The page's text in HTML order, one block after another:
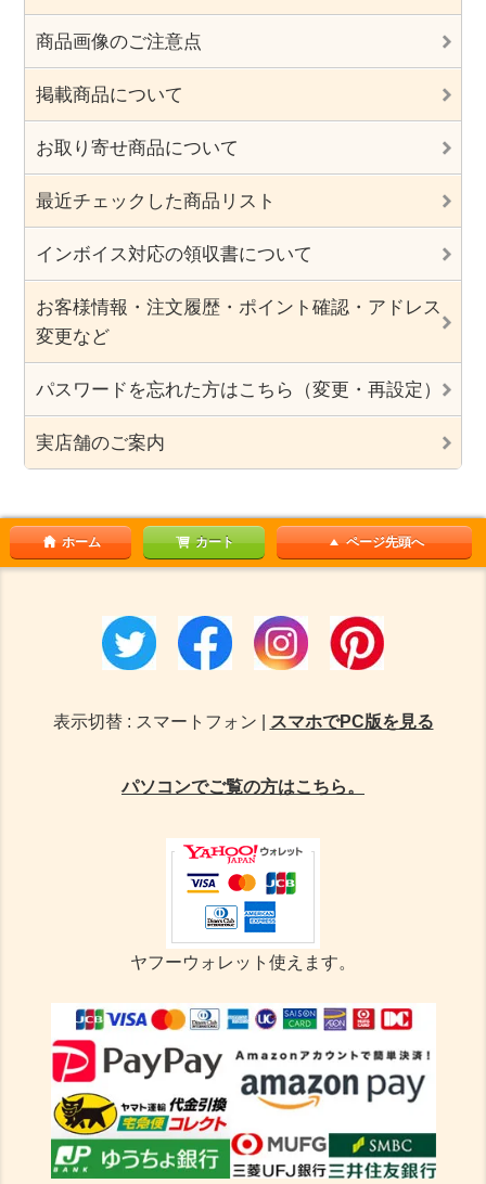
商品画像のご注意点
掲載商品について
お取り寄せ商品について
最近チェックした商品リスト
インボイス対応の領収書について
お客様情報・注文履歴・ポイント確認・アドレス
変更など
パスワードを忘れた方はこちら（変更・再設定）
実店舗のご案内
ホーム カート ページ先頭へ
表示切替 : スマートフォン | スマホでPC版を見る
パソコンでご覧の方はこちら。
ヤフーウォレット使えます。